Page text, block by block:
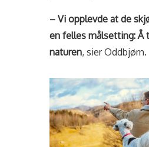
– Vi opplevde at de
en felles målsetting: Å
naturen, sier Oddbjørn.